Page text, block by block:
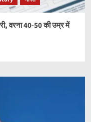
वरना 40-50 की उम्र में